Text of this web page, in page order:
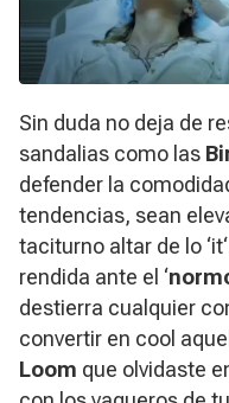
Sin duda no deja de
sandalias como las
defender la
tendencias, sean
taciturno altar de lo ‘it
rendida ante el ‘
destierra cualquier
convertir en cool
Loom que olvidaste